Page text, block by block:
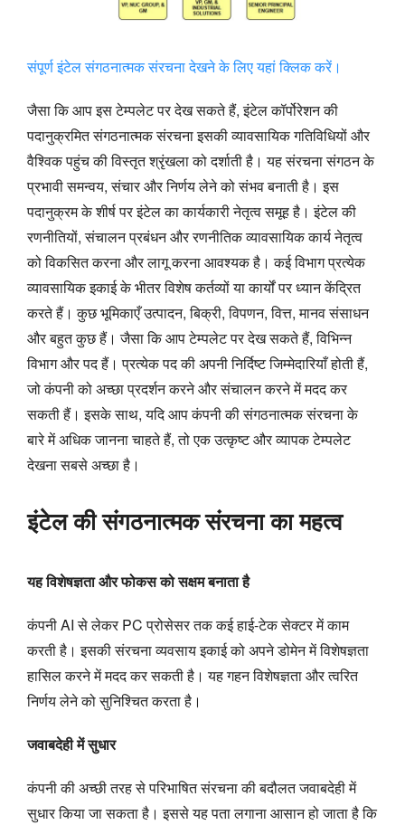
संपूर्ण इंटेल संगठनात्मक संरचना देखने के लिए यहां क्लिक करें।
जैसा कि आप इस टेम्पलेट पर देख सकते हैं, इंटेल कॉर्पोरेशन की
पदानुक्रमित संगठनात्मक संरचना इसकी व्यावसायिक गतिविधियों और
वैश्विक पहुंच की विस्तृत श्रृंखला को दर्शाती है। यह संरचना संगठन के
प्रभावी समन्वय, संचार और निर्णय लेने को संभव बनाती है। इस
पदानुक्रम के शीर्ष पर इंटेल का कार्यकारी नेतृत्व समूह है। इंटेल की
रणनीतियों, संचालन प्रबंधन और रणनीतिक व्यावसायिक कार्य नेतृत्व
को विकसित करना और लागू करना आवश्यक है। कई विभाग प्रत्येक
व्यावसायिक इकाई के भीतर विशेष कर्तव्यों या कार्यों पर ध्यान केंद्रित
करते हैं। कुछ भूमिकाएँ उत्पादन, बिक्री, विपणन, वित्त, मानव संसाधन
और बहुत कुछ हैं। जैसा कि आप टेम्पलेट पर देख सकते हैं, विभिन्न
विभाग और पद हैं। प्रत्येक पद की अपनी निर्दिष्ट जिम्मेदारियाँ होती हैं,
जो कंपनी को अच्छा प्रदर्शन करने और संचालन करने में मदद कर
सकती हैं। इसके साथ, यदि आप कंपनी की संगठनात्मक संरचना के
बारे में अधिक जानना चाहते हैं, तो एक उत्कृष्ट और व्यापक टेम्पलेट
देखना सबसे अच्छा है।
इंटेल की संगठनात्मक संरचना का महत्व
यह विशेषज्ञता और फोकस को सक्षम बनाता है
कंपनी AI से लेकर PC प्रोसेसर तक कई हाई-टेक सेक्टर में काम
करती है। इसकी संरचना व्यवसाय इकाई को अपने डोमेन में विशेषज्ञता
हासिल करने में मदद कर सकती है। यह गहन विशेषज्ञता और त्वरित
निर्णय लेने को सुनिश्चित करता है।
जवाबदेही में सुधार
कंपनी की अच्छी तरह से परिभाषित संरचना की बदौलत जवाबदेही में
सुधार किया जा सकता है। इससे यह पता लगाना आसान हो जाता है कि